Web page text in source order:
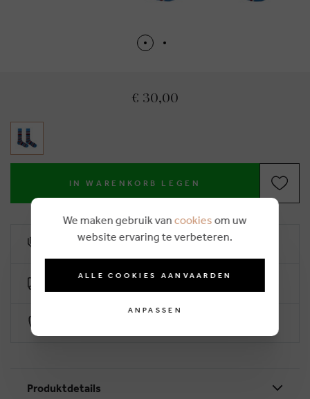
€ 30,00
IN WARENKORB LEGEN
10% Treuerabatt
Produktdetails
We maken gebruik van cookies om uw
website ervaring te verbeteren.
ALLE COOKIES AANVAARDEN
ANPASSEN